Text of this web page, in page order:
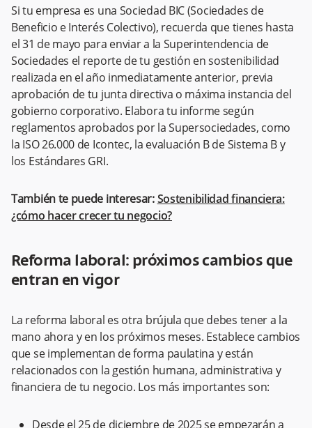
Si tu empresa es una Sociedad BIC (Sociedades de
Beneficio e Interés Colectivo), recuerda que tienes hasta
el 31 de mayo para enviar a la Superintendencia de
Sociedades el reporte de tu gestión en sostenibilidad
realizada en el año inmediatamente anterior, previa
aprobación de tu junta directiva o máxima instancia del
gobierno corporativo. Elabora tu informe según
reglamentos aprobados por la Supersociedades, como
la ISO 26.000 de Icontec, la evaluación B de Sistema B y
los Estándares GRI.
También te puede interesar:Sostenibilidad financiera:
¿cómo hacer crecer tu negocio?
Reforma laboral: próximos cambios que
entran en vigor
La reforma laboral es otra brújula que debes tener a la
mano ahora y en los próximos meses. Establece cambios
que se implementan de forma paulatina y están
relacionados con la gestión humana, administrativa y
financiera de tu negocio. Los más importantes son:
Desde el25 de diciembre de 2025se empezarán a